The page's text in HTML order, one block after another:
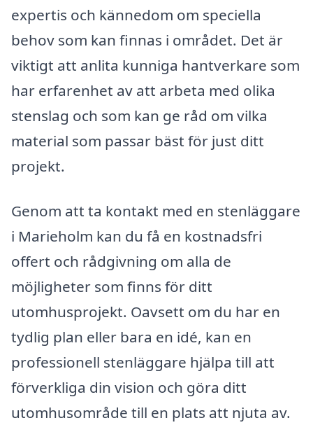
expertis och kännedom om speciella
behov som kan finnas i området. Det är
viktigt att anlita kunniga hantverkare som
har erfarenhet av att arbeta med olika
stenslag och som kan ge råd om vilka
material som passar bäst för just ditt
projekt.
Genom att ta kontakt med en stenläggare
i Marieholm kan du få en kostnadsfri
offert och rådgivning om alla de
möjligheter som finns för ditt
utomhusprojekt. Oavsett om du har en
tydlig plan eller bara en idé, kan en
professionell stenläggare hjälpa till att
förverkliga din vision och göra ditt
utomhusområde till en plats att njuta av.